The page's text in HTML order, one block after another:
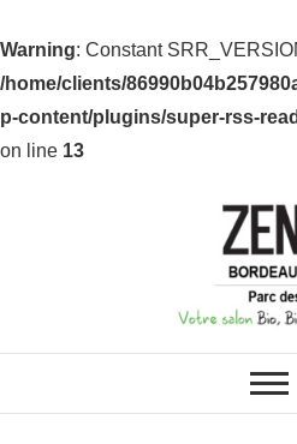
Warning: Constant
/home/clients/
p-content/plugins/super-rss-
on line 13
Z&B
ZEN & BIO :
BIEN-ÊTRE ET